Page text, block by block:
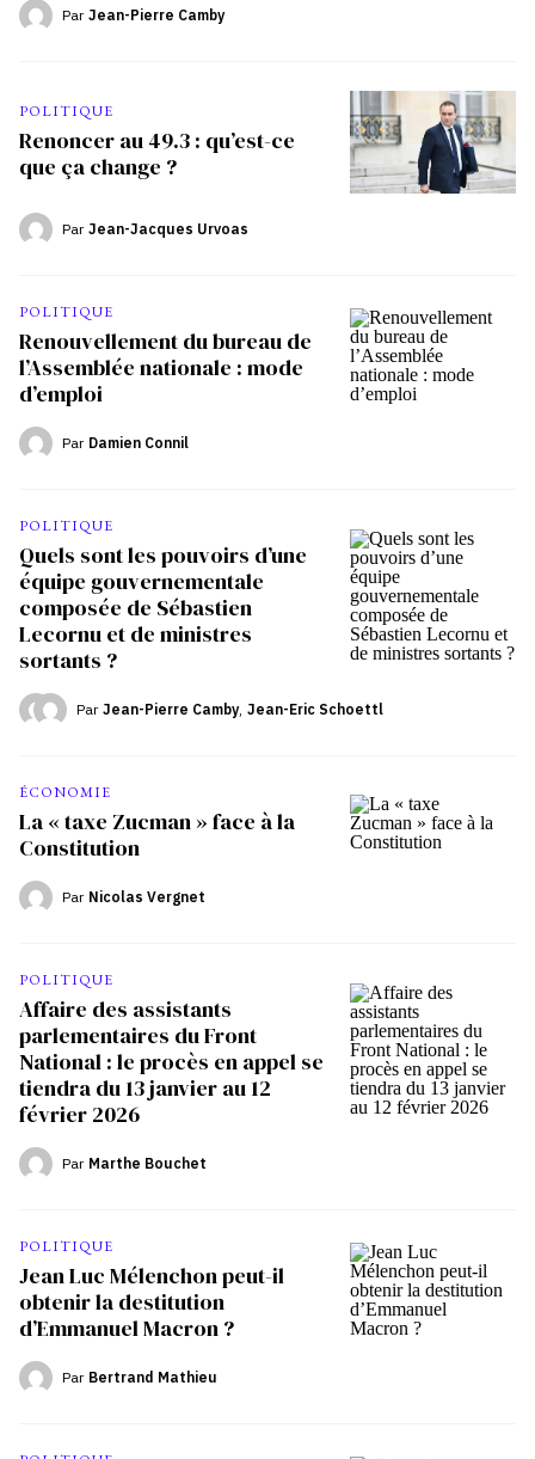
Par Jean-Pierre Camby
POLITIQUE
Renoncer au 49.3 : qu’est-ce
que ça change ?
Par Jean-Jacques Urvoas
POLITIQUE
Renouvellement du bureau de
l’Assemblée nationale : mode
d’emploi
Par Damien Connil
POLITIQUE
Quels sont les pouvoirs d’une
équipe gouvernementale
composée de Sébastien
Lecornu et de ministres
sortants ?
Par Jean-Pierre Camby, Jean-Eric Schoettl
ÉCONOMIE
La « taxe Zucman » face à la
Constitution
Par Nicolas Vergnet
POLITIQUE
Affaire des assistants
parlementaires du Front
National : le procès en appel se
tiendra du 13 janvier au 12
février 2026
Par Marthe Bouchet
POLITIQUE
Jean Luc Mélenchon peut-il
obtenir la destitution
d’Emmanuel Macron ?
Par Bertrand Mathieu